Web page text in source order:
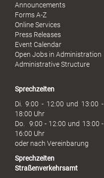
s
u
h
Announcements
Forms A-Z
Online Services
Press Releases
Event Calendar
Open Jobs in Administration
Administrative Structure
Sprechzeiten
Di. 9:00 - 12:00 und 13:00 -
18:00 Uhr
Do. 9:00 - 12:00 und 13:00 -
16:00 Uhr
oder nach Vereinbarung
Sprechzeiten
Straßenverkehrsamt